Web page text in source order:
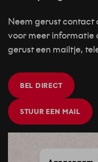
Neem gerust contact
voor meer informatie
gerust een mailtje,
BEL DIRECT
STUUR EEN MAIL